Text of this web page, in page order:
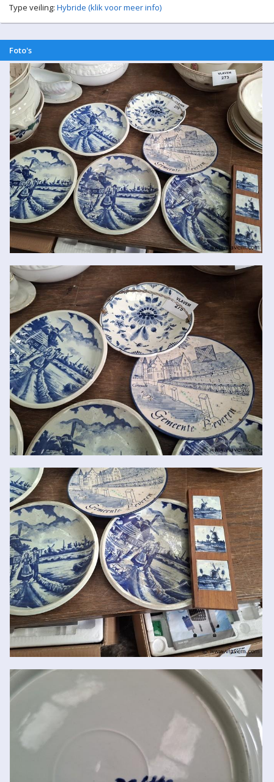
Type veiling: Hybride (klik voor meer info)
Foto's